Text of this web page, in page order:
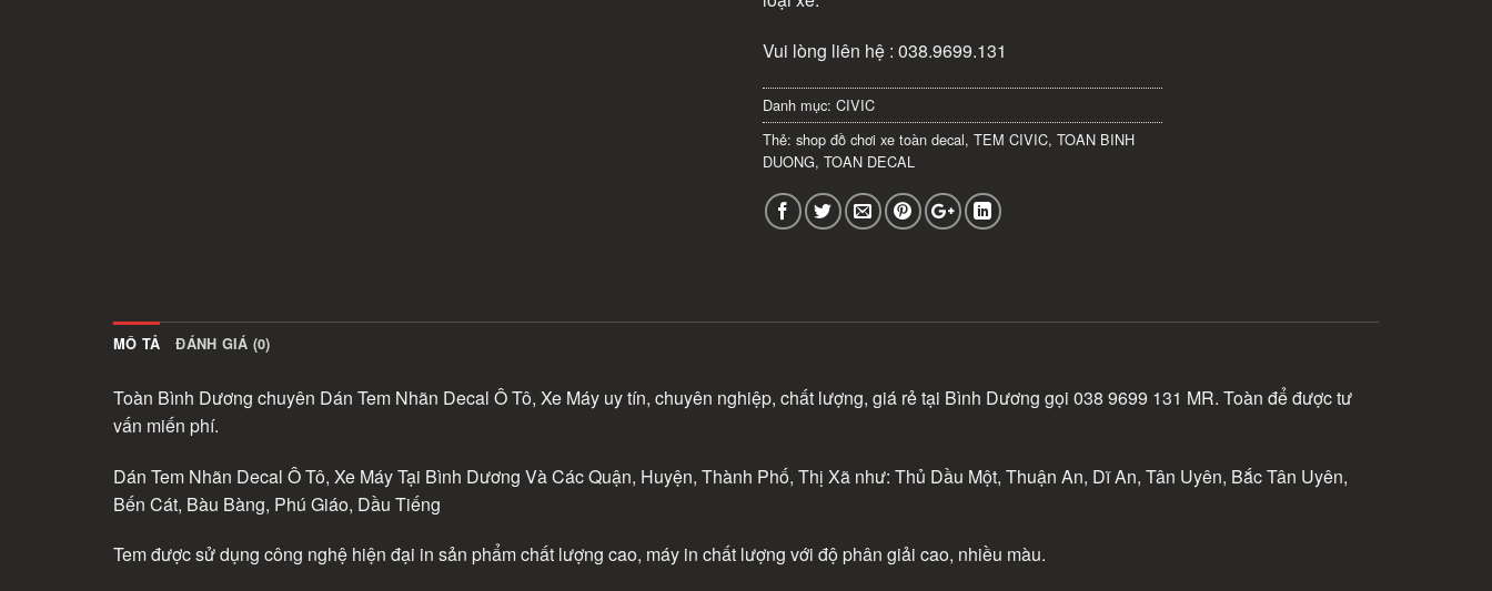
Vui lòng liên hệ : 038.9699.131
Danh mục: CIVIC
Thẻ: shop đồ chơi xe toàn decal, TEM CIVIC, TOAN BINH
DUONG, TOAN DECAL
MÔ TẢ ĐÁNH GIÁ (0)
Toàn Bình Dương chuyên Dán Tem Nhãn Decal Ô Tô, Xe Máy uy tín, chuyên nghiệp, chất lượng, giá rẻ tại Bình Dương gọi 038 9699 131 MR. Toàn để được tư
vấn miến phí.
Dán Tem Nhãn Decal Ô Tô, Xe Máy Tại Bình Dương Và Các Quận, Huyện, Thành Phố, Thị Xã như: Thủ Dầu Một, Thuận An, Dĩ An, Tân Uyên, Bắc Tân Uyên,
Bến Cát, Bàu Bàng, Phú Giáo, Dầu Tiếng
Tem được sử dụng công nghệ hiện đại in sản phẩm chất lượng cao, máy in chất lượng với độ phân giải cao, nhiều màu.